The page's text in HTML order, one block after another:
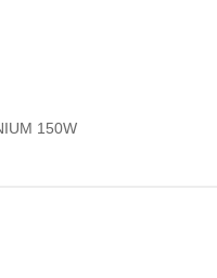
150W